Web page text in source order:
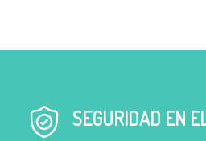
SEGURIDAD EN